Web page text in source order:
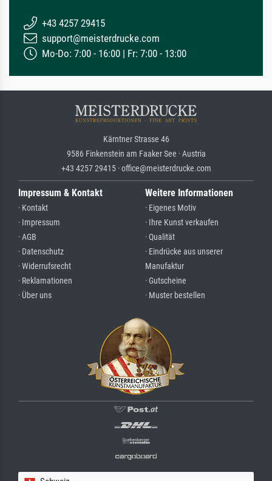
+43 4257 29415
support@meisterdrucke.com
Mo-Do: 7:00 - 16:00 | Fr: 7:00 - 13:00
Kärntner Strasse 46
9586 Finkenstein am Faaker See · Austria
+43 4257 29415 · office@meisterdrucke.com
Impressum & Kontakt
· Kontakt
· Impressum
· AGB
· Datenschutz
· Widerrufsrecht
· Reklamationen
· Über uns
Weitere Informationen
· Eigenes Motiv
· Ihre Kunst verkaufen
· Qualität
· Eindrücke aus unserer
Manufaktur
· Gutscheine
· Muster bestellen